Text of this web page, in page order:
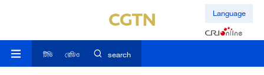
Language
টিভি রেডিও search